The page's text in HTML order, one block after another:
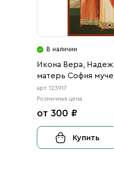
В наличии
Икона Вера,
матерь София
(АРТ.00917)
арт. 123917
Розничная цена
от 300 ₽
Купить